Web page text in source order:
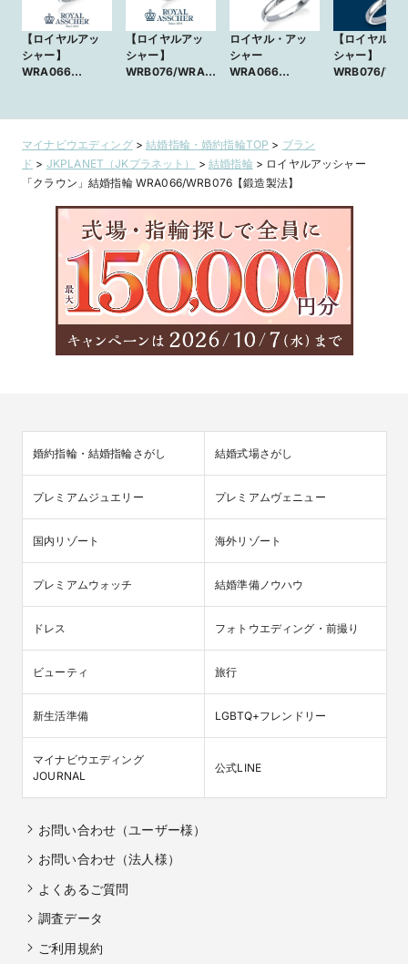
【ロイヤルアッ
シャー】
WRA066
【ロイヤルアッ
シャー】
WRB076/WRA0
ロイヤル・アッ
シャー
WRA066
【ロイヤル・
シャー】
WRB076/
リッジリング
マイナビウエディング>結婚指輪・婚約指輪TOP > ブラン
ド > JKPLANET（JKプラネット） >結婚指輪 > ロイヤルアッシャー
「クラウン」結婚指輪 WRA066/WRB076【鍛造製法】
婚約指輪・結婚指輪さがし 結婚式場さがし
プレミアムジュエリー プレミアムヴェニュー
国内リゾート 海外リゾート
プレミアムウォッチ 結婚準備ノウハウ
ドレス フォトウエディング・前撮り
ビューティ 旅行
新生活準備 LGBTQ+フレンドリー
マイナビウエディング
JOURNAL
公式LINE
お問い合わせ（ユーザー様）
お問い合わせ（法人様）
よくあるご質問
調査データ
ご利用規約